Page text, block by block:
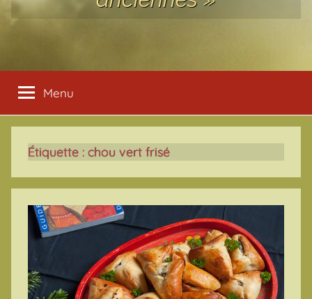
Menu
Étiquette : chou vert frisé